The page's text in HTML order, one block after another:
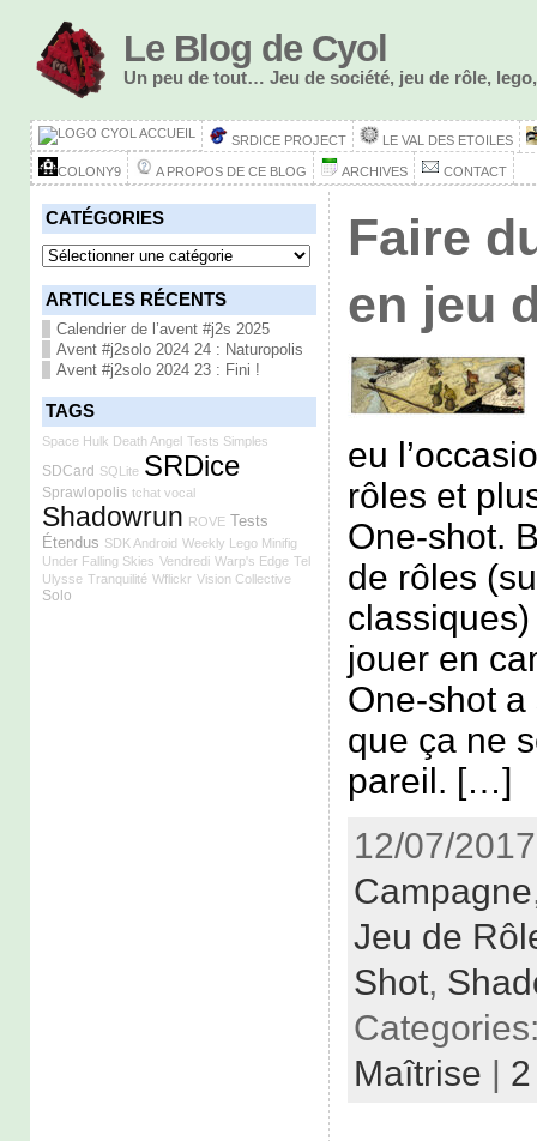
Le Blog de Cyol
Un peu de tout… Jeu de société, jeu de rôle,
ACCUEIL SRDICE PROJECT LE VAL DES ETOILES
COLONY9 A PROPOS DE CE BLOG ARCHIVES CONTACT
CATÉGORIES
Catégories
ARTICLES RÉCENTS
Calendrier de l’avent #j2s 2025
Avent #j2solo 2024 24 : Naturopolis
Avent #j2solo 2024 23 : Fini !
TAGS
Space Hulk Death Angel Tests Simples
SDCard SQLite SRDice
Sprawlopolis tchat vocal
Shadowrun ROVE Tests
Étendus SDK Android Weekly Lego Minifig
Under Falling Skies Vendredi Warp's Edge Tel
Ulysse Tranquilité Wflickr Vision Collective
Solo
Faire
en jeu
eu
rôles et
One-shot.
de rôles
jouer en
One-shot
que ça ne
pareil. […]
12/07/
Campagne
Jeu de
Shot,
Maîtrise |